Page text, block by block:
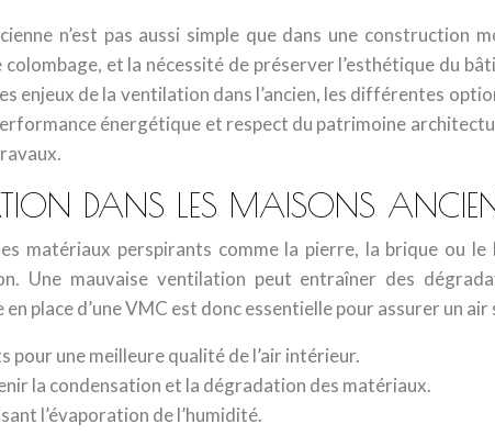
n’est pas aussi simple que dans une construction
et la nécessité de préserver l’esthétique du
enjeux de la ventilation dans l’ancien, les différentes
énergétique et respect du patrimoine
DANS LES MAISONS
matériaux perspirants comme la pierre, la brique ou
Une mauvaise ventilation peut entraîner des
place d’une VMC est donc essentielle pour assurer un
pour une meilleure qualité de l’air intérieur.
la condensation et la dégradation des matériaux.
l’évaporation de l’humidité.